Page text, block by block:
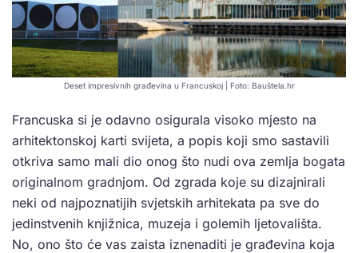
Deset impresivnih građevina u Francuskoj | Foto: Bauštela.hr
Francuska si je odavno osigurala visoko mjesto na
arhitektonskoj karti svijeta, a popis koji smo sastavili
otkriva samo mali dio onog što nudi ova zemlja bogata
originalnom gradnjom. Od zgrada koje su dizajnirali
neki od najpoznatijih svjetskih arhitekata pa sve do
jedinstvenih knjižnica, muzeja i golemih ljetovališta.
No, ono što će vas zaista iznenaditi je građevina koja